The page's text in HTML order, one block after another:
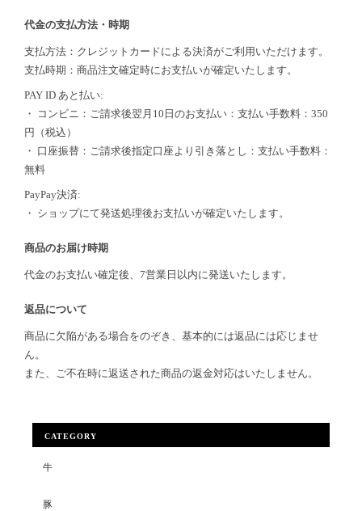
代金の支払方法・時期
支払方法：クレジットカードによる決済がご利用いただけます。
支払時期：商品注文確定時にお支払いが確定いたします。
PAY ID あと払い:
・ コンビニ：ご請求後翌月10日のお支払い：支払い手数料：350
円（税込）
・ 口座振替：ご請求後指定口座より引き落とし：支払い手数料：
無料
PayPay決済:
・ ショップにて発送処理後お支払いが確定いたします。
商品のお届け時期
代金のお支払い確定後、7営業日以内に発送いたします。
返品について
商品に欠陥がある場合をのぞき、基本的には返品には応じませ
ん。
また、ご不在時に返送された商品の返金対応はいたしません。
CATEGORY
牛
豚